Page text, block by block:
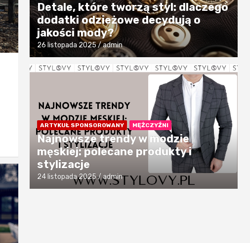
Detale, które tworzą styl: dlaczego
dodatki odzieżowe decydują o
jakości mody?
26 listopada 2025 admin
ARTYKUŁ SPONSOROWANY MĘŻCZYŹNI
Najnowsze trendy w modzie
męskiej: polecane produkty i
stylizacje
24 listopada 2025 admin